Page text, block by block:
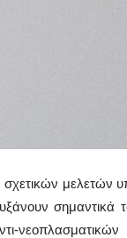
μελετών